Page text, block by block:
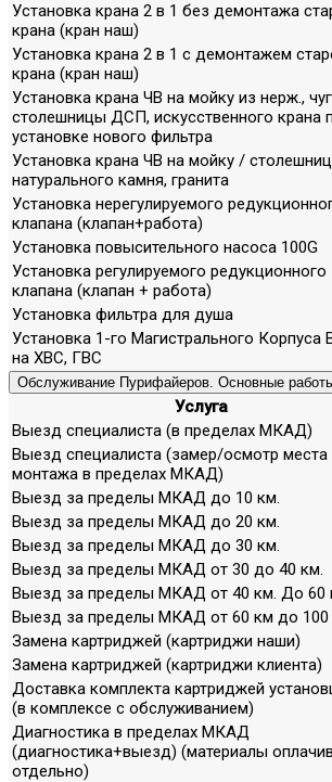
Установка крана 2 в 1 без демонтажа
крана (кран наш)
Установка крана 2 в 1 с демонтажем
крана (кран наш)
Установка крана ЧВ на мойку из нерж.,
столешницы ДСП, искусственного крана
установке нового фильтра
Установка крана ЧВ на мойку /
натурального камня, гранита
Установка нерегулируемого
клапана (клапан+работа)
Установка повысительного насоса 100G
Установка регулируемого редукционного
клапана (клапан + работа)
Установка фильтра для душа
Установка 1-го Магистрального Корпуса
на ХВС, ГВС
Обслуживание Пурифайеров. Основные
Услуга
Выезд специалиста (в пределах МКАД)
Выезд специалиста (замер/осмотр места
монтажа в пределах МКАД)
Выезд за пределы МКАД до 10 км.
Выезд за пределы МКАД до 20 км.
Выезд за пределы МКАД до 30 км.
Выезд за пределы МКАД от 30 до 40 км.
Выезд за пределы МКАД от 40 км. До 60
Выезд за пределы МКАД от 60 км до 100
Замена картриджей (картриджи наши)
Замена картриджей (картриджи клиента)
Доставка комплекта картриджей
(в комплексе с обслуживанием)
Диагностика в пределах МКАД
(диагностика+выезд) (материалы
отдельно)